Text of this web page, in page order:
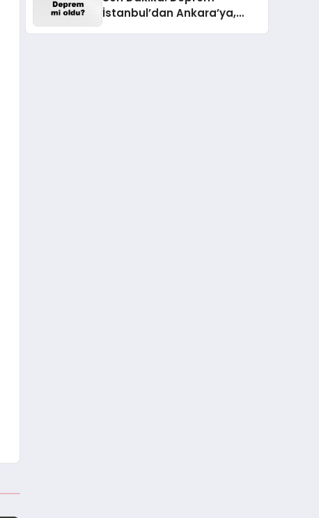
İstanbul’dan Ankara’ya,